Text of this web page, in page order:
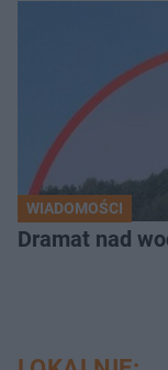
WIADOMOŚCI
Dramat nad